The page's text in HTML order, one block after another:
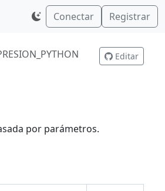
Conectar Registrar
Editar
por parámetros.